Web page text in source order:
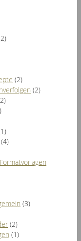
(2)
(2)
(4)
(3)
(2)
(1)